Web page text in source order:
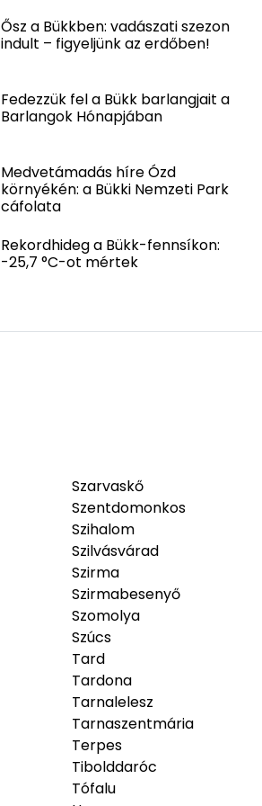
Ősz a Bükkben: vadászati szezon
indult – figyeljünk az erdőben!
Fedezzük fel a Bükk barlangjait a
Barlangok Hónapjában
Medvetámadás híre Ózd
környékén: a Bükki Nemzeti Park
cáfolata
Rekordhideg a Bükk-fennsíkon:
-25,7 °C-ot mértek
Szarvaskő
Szentdomonkos
Szihalom
Szilvásvárad
Szirma
Szirmabesenyő
Szomolya
Szúcs
Tard
Tardona
Tarnalelesz
Tarnaszentmária
Terpes
Tibolddaróc
Tófalu